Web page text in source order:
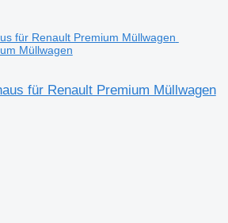
Müllwagen
für Renault Premium Müllwagen